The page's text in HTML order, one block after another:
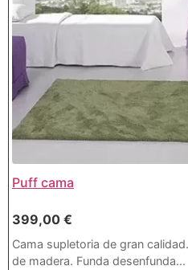
Puff cama
399,00 €
Cama supletoria de gran
de madera. Funda desenfunda...